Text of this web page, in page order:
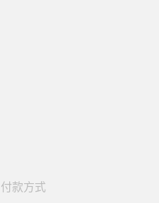
付款方式